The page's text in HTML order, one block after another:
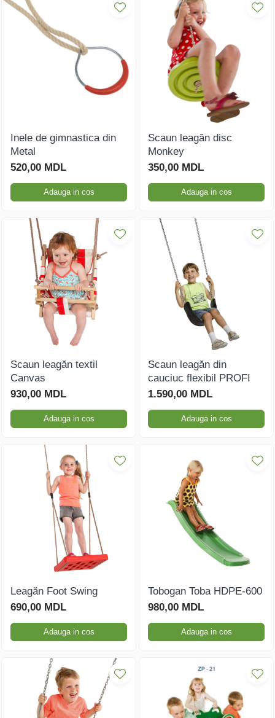
Inele de gimnastica din
Metal
520,00 MDL
Adauga in cos
Scaun leagăn disc
Monkey
350,00 MDL
Adauga in cos
Scaun leagăn textil
Canvas
930,00 MDL
Adauga in cos
Scaun leagăn din
cauciuc flexibil PROFI
1.590,00 MDL
Adauga in cos
Leagăn Foot Swing
690,00 MDL
Adauga in cos
Tobogan Toba HDPE-600
980,00 MDL
Adauga in cos